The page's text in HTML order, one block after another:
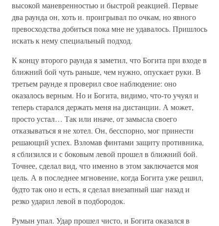
высокой маневренностью и быстрой реакцией. Первые
два раунда он, хоть и. проигрывал по очкам, но явного
превосходства добиться пока мне не удавалось. Пришлось
искать к нему специальный подход.
К концу второго раунда я заметил, что Богита при входе в
ближний бой чуть раньше, чем нужно, опускает руки. В
третьем раунде я проверил свое наблюдение: оно
оказалось верным. Но и Богита, видимо, что-то учуял и
теперь старался держать меня на дистанции. А может,
просто устал… Так или иначе, от замысла своего
отказываться я не хотел. Он, бесспорно, мог принести
решающий успех. Взломав финтами защиту противника,
я сблизился и с боковым левой прошел в ближний бой.
Точнее, сделал вид, что именно в этом заключается моя
цель. А в последнее мгновение, когда Богита уже решил,
будто так оно и есть, я сделал внезапный шаг назад и
резко ударил левой в подбородок.
Румын упал. Удар прошел чисто, и Богита оказался в